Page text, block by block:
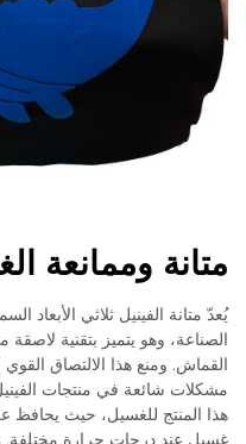
متانة وممانعة
يُعدّ متانة الفينيل ثلاثي الأبعاد
الصناعة، وهو يتميز بتقنية لاصقة
القماش. ومنع هذا الالتصاق
مشكلات شائعة في منتجات
هذا المنتج للغسيل، حيث يحافظ
غسيل عند درجات حرارة مختلفة.